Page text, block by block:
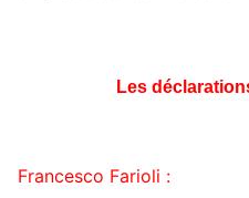
Les
Francesco Farioli :